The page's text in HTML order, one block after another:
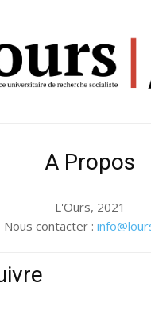
A Propos
L'Ours, 2021
Nous contacter :